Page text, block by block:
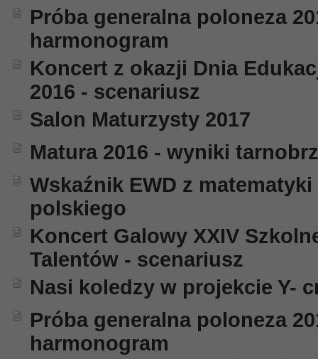
Próba generalna poloneza
harmonogram
Koncert z okazji Dnia
2016 - scenariusz
Salon Maturzysty 2017
Matura 2016 - wyniki
Wskaźnik EWD z
polskiego
Koncert Galowy XXIV
Talentów - scenariusz
Nasi koledzy w projekcie Y-
Próba generalna poloneza
harmonogram